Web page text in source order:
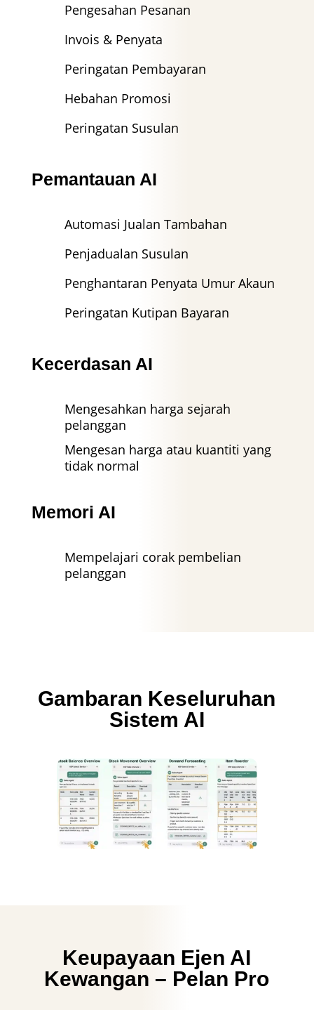
Pengesahan Pesanan
Invois & Penyata
Peringatan Pembayaran
Hebahan Promosi
Peringatan Susulan
Pemantauan AI
Automasi Jualan Tambahan
Penjadualan Susulan
Penghantaran Penyata Umur Akaun
Peringatan Kutipan Bayaran
Kecerdasan AI
Mengesahkan harga sejarah
pelanggan
Mengesan harga atau kuantiti yang
tidak normal
Memori AI
Mempelajari corak pembelian
pelanggan
Gambaran Keseluruhan
Sistem AI
Keupayaan Ejen AI
Kewangan – Pelan Pro